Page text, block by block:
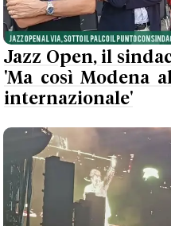
Jazz Open, il
'Ma così Modena
internazionale'